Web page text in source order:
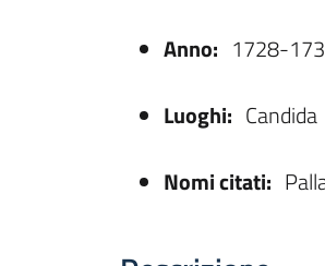
Anno: 1728-
Luoghi: Candida
Nomi citati: